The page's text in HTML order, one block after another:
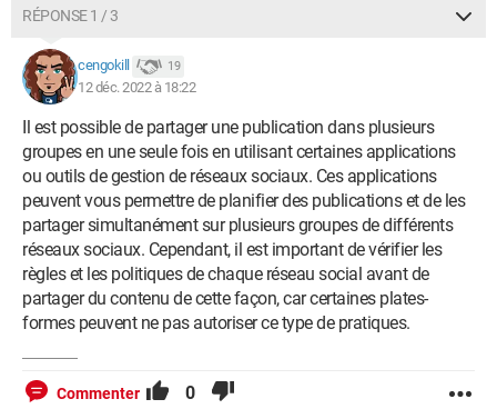
RÉPONSE 1 / 3
cengokill 19
12 déc. 2022 à 18:22
Il est possible de partager une publication dans plusieurs
groupes en une seule fois en utilisant certaines applications
ou outils de gestion de réseaux sociaux. Ces applications
peuvent vous permettre de planifier des publications et de les
partager simultanément sur plusieurs groupes de différents
réseaux sociaux. Cependant, il est important de vérifier les
règles et les politiques de chaque réseau social avant de
partager du contenu de cette façon, car certaines plates-
formes peuvent ne pas autoriser ce type de pratiques.
Commenter 0